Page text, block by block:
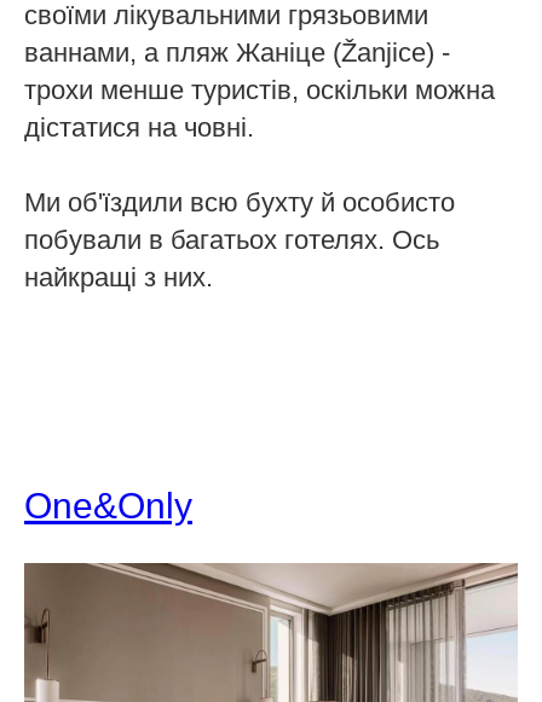
своїми лікувальними грязьовими
ваннами, а пляж Жаніце (Žanjice) -
трохи менше туристів, оскільки можна
дістатися на човні.
Ми об'їздили всю бухту й особисто
побували в багатьох готелях. Ось
найкращі з них.
One&Only